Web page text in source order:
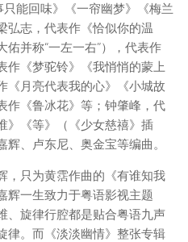
只能回味》《一帘幽梦》《梅兰
弘志，代表作《恰似你的温
并称“一左一右”），代表作
作《梦驼铃》《我悄悄的蒙上
《月亮代表我的心》《小城故
作《鲁冰花》等；钟肇峰，代
》《等》（《少女慈禧》插
、卢东尼、奥金宝等编曲。
，只为黄霑作曲的《有谁知我
辉一生致力于粤语影视主题
、旋律行腔都是贴合粤语九声
律。而《淡淡幽情》整张专辑